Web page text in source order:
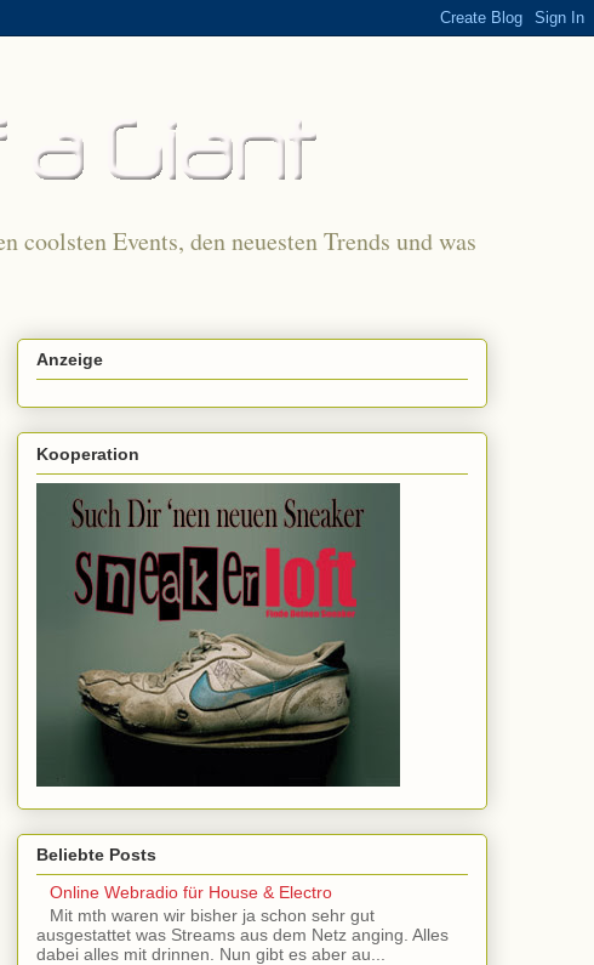
Events, den neuesten Trends und was
Anzeige
Kooperation
Beliebte Posts
Online Webradio für House & Electro
Mit mth waren wir bisher ja schon sehr gut
ausgestattet was Streams aus dem Netz anging. Alles
dabei alles mit drinnen. Nun gibt es aber au...